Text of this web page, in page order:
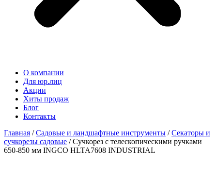
О компании
Для юр.лиц
Акции
Хиты продаж
Блог
Контакты
Главная /Садовые и ландшафтные инструменты /Секаторы и
сучкорезы садовые / Сучкорез с телескопическими ручками
650-850 мм INGCO HLTA7608 INDUSTRIAL